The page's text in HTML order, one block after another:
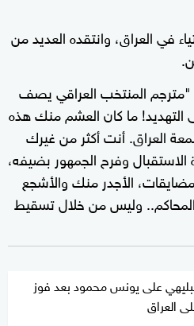
في العراق، وانتقده العديد من
"مترجم المنتخب العراقي يصف
التهديد! ما كان العشم منك هذه
العراق. أنت أكثر من غيرك
وفرح الجمهور بضيفه،
الأجدر منك والأشجع
المحاكم.. وليس من خلال تسقيط
على يونس محمود بعد فوز
العراق